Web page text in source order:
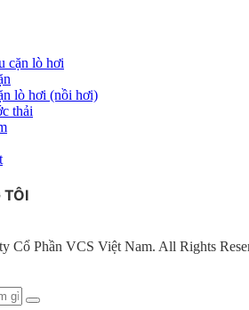
cặn lò hơi
lò hơi (nồi hơi)
thải
TÔI
Cổ Phần VCS Việt Nam. All Rights